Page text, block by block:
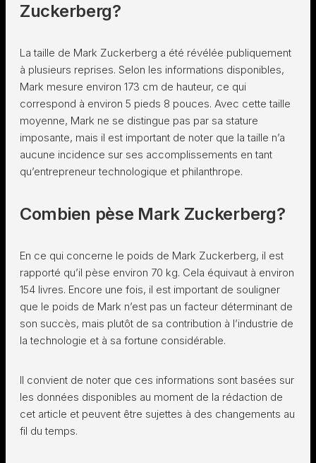
Zuckerberg?
La taille de Mark Zuckerberg a été révélée publiquement
à plusieurs reprises. Selon les informations disponibles,
Mark mesure environ 173 cm de hauteur, ce qui
correspond à environ 5 pieds 8 pouces. Avec cette taille
moyenne, Mark ne se distingue pas par sa stature
imposante, mais il est important de noter que la taille n’a
aucune incidence sur ses accomplissements en tant
qu’entrepreneur technologique et philanthrope.
Combien pèse Mark Zuckerberg?
En ce qui concerne le poids de Mark Zuckerberg, il est
rapporté qu’il pèse environ 70 kg. Cela équivaut à environ
154 livres. Encore une fois, il est important de souligner
que le poids de Mark n’est pas un facteur déterminant de
son succès, mais plutôt de sa contribution à l’industrie de
la technologie et à sa fortune considérable.
Il convient de noter que ces informations sont basées sur
les données disponibles au moment de la rédaction de
cet article et peuvent être sujettes à des changements au
fil du temps.